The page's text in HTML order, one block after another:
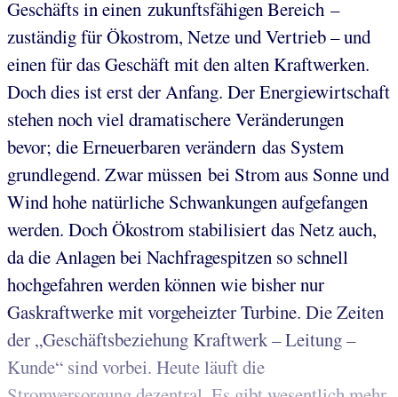
Geschäfts in einen zukunftsfähigen Bereich –
zuständig für Ökostrom, Netze und Vertrieb – und
einen für das Geschäft mit den alten Kraftwerken.
Doch dies ist erst der Anfang. Der Energiewirtschaft
stehen noch viel dramatischere Veränderungen
bevor; die Erneuerbaren verändern das System
grundlegend. Zwar müssen bei Strom aus Sonne und
Wind hohe natürliche Schwankungen aufgefangen
werden. Doch Ökostrom stabilisiert das Netz auch,
da die Anlagen bei Nachfragespitzen so schnell
hochgefahren werden können wie bisher nur
Gaskraftwerke mit vorgeheizter Turbine. Die Zeiten
der „Geschäftsbeziehung Kraftwerk – Leitung –
Kunde“ sind vorbei. Heute läuft die